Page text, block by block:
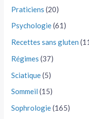
Praticiens (20)
Psychologie(61)
Recettes sans gluten
Régimes (37)
Sciatique(5)
Sommeil (15)
Sophrologie(165)